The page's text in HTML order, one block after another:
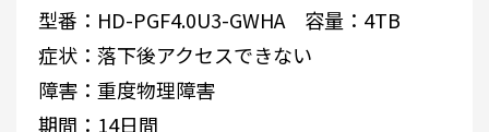
型番：HD-PGF4.0U3-GWHA 容量：4TB
症状：落下後アクセスできない
障害：重度物理障害
期間：14日間